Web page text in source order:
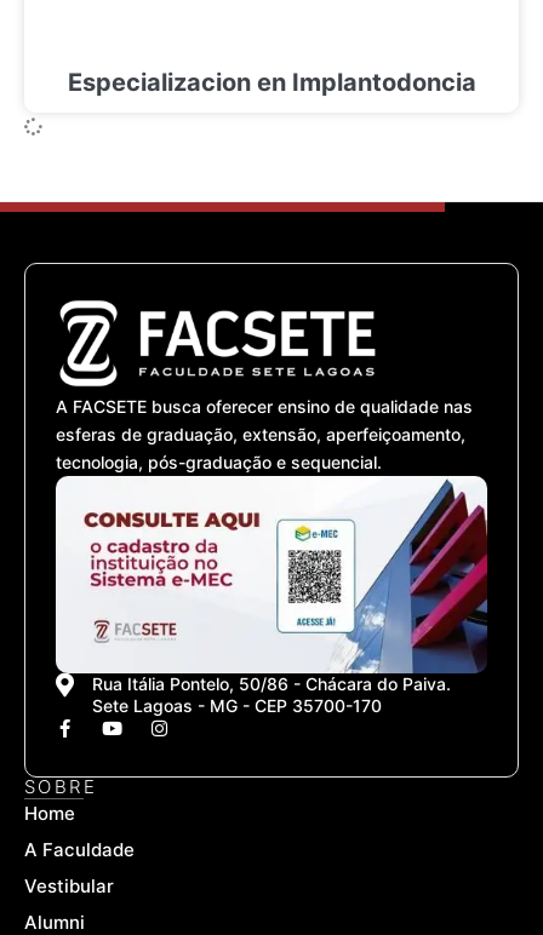
Especializacion en Implantodoncia
A FACSETE busca oferecer ensino de qualidade nas
esferas de graduação, extensão, aperfeiçoamento,
tecnologia, pós-graduação e sequencial.
Rua Itália Pontelo, 50/86 - Chácara do Paiva.
Sete Lagoas - MG - CEP 35700-170
F
a
e
b
o
k
f
Y
o
t
I
n
t
SOBRE
Home
A Faculdade
Vestibular
Alumni